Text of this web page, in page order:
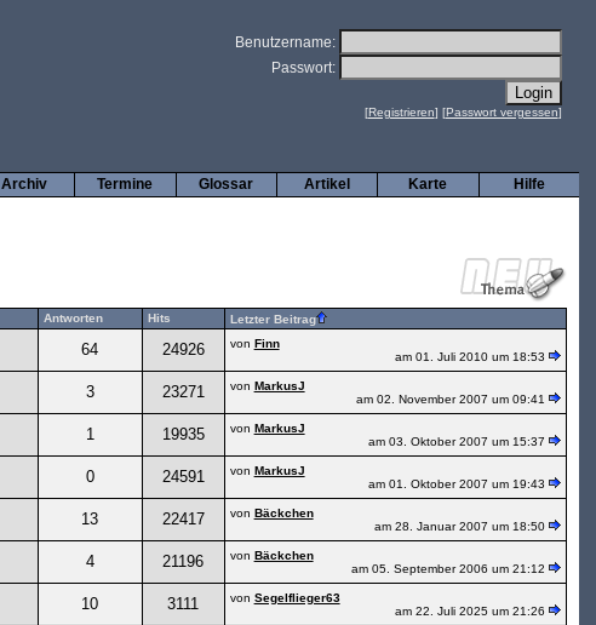
Benutzername:
Passwort:
[Registrieren] [Passwort vergessen]
Hilfe
Karte
Artikel
Glossar
Termine
Archiv
Antworten Hits Letzter Beitrag
64 24926 von Finn
am 01. Juli 2010 um 18:53
3 23271 von MarkusJ
am 02. November 2007 um 09:41
1 19935 von MarkusJ
am 03. Oktober 2007 um 15:37
0 24591 von MarkusJ
am 01. Oktober 2007 um 19:43
13 22417 von Bäckchen
am 28. Januar 2007 um 18:50
4 21196 von Bäckchen
am 05. September 2006 um 21:12
10 3111 von Segelflieger63
am 22. Juli 2025 um 21:26